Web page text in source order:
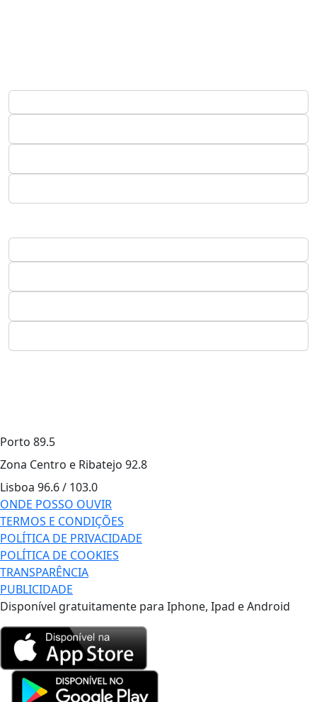
Porto 89.5
Zona Centro e Ribatejo 92.8
Lisboa 96.6 / 103.0
ONDE POSSO OUVIR
TERMOS E CONDIÇÕES
POLÍTICA DE PRIVACIDADE
POLÍTICA DE COOKIES
TRANSPARÊNCIA
PUBLICIDADE
Disponível gratuitamente para Iphone, Ipad e Android